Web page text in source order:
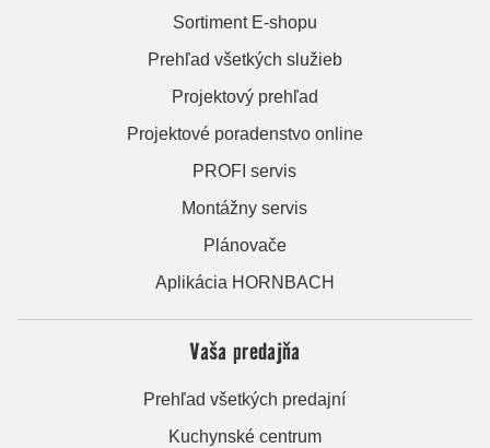
Sortiment E-shopu
Prehľad všetkých služieb
Projektový prehľad
Projektové poradenstvo online
PROFI servis
Montážny servis
Plánovače
Aplikácia HORNBACH
Vaša predajňa
Prehľad všetkých predajní
Kuchynské centrum